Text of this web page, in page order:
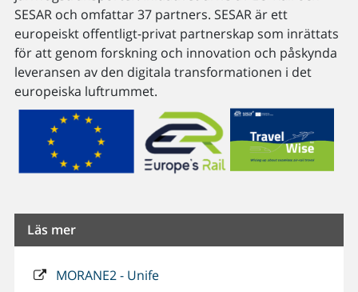
SESAR och omfattar 37 partners. SESAR är ett
europeiskt offentligt-privat partnerskap som inrättats
för att genom forskning och innovation och påskynda
leveransen av den digitala transformationen i det
europeiska luftrummet.
Läs mer
MORANE2 - Unife